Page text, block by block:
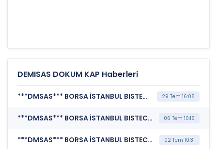
DEMISAS DOKUM KAP Haberleri
***DMSAS*** BORSA İSTANBUL BISTECH DEVRE KESİCİ UYGULAMASI (Pay Bazında Devre Kesici Bildirimi) 29 Tem 16:08
***DMSAS*** BORSA İSTANBUL BISTECH DEVRE KESİCİ UYGULAMASI (Pay Bazında Devre Kesici Bildirimi) 06 Tem 10:16
***DMSAS*** BORSA İSTANBUL BISTECH DEVRE KESİCİ UYGULAMASI (Pay Bazında Devre Kesici Bildirimi) 02 Tem 10:31